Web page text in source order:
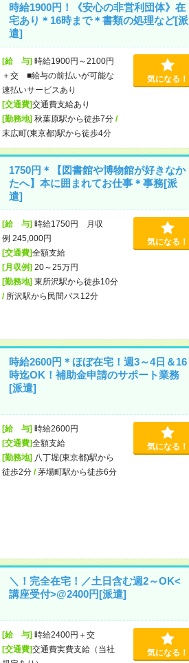
時給1900円！《安心の非営利団体》在
宅あり＊16時まで＊書類の処理など[派
遣]
[給 与]時給1900円～2100円
＋交 ■給与の前払いが可能な
速払いサービスあり
[交通費]交通費支給あり
[勤務地]秋葉原駅から徒歩7分/
末広町(東京都)駅から徒歩4分
気になる！
1750円＊【図書館や博物館が好きなか
たへ】本に囲まれてお仕事＊事務[派
遣]
[給 与]時給1750円 月収
例 245,000円
[交通費]全額支給
[月収例]20～25万円
[勤務地]東所沢駅から徒歩10分
/ 所沢駅から民間バス12分
気になる！
時給2600円＊ほぼ在宅！週3～4日＆16
時迄OK！補助金申請のサポート業務
[派遣]
[給 与]時給2600円
[交通費]全額支給
[勤務地]八丁堀(東京都)駅から
徒歩2分/茅場町駅から徒歩6分
気になる！
＼！完全在宅！／土日含む週2～OK<
講座受付>@2400円[派遣]
[給 与]時給2400円＋交
[交通費]交通費実費支給（当社
気になる！